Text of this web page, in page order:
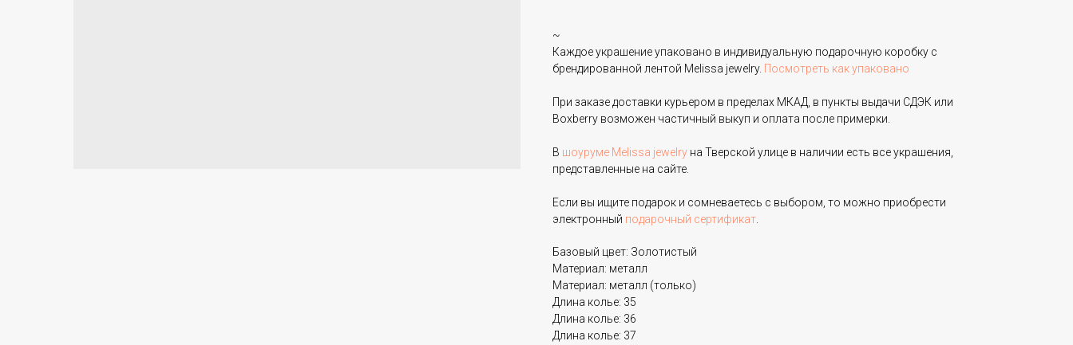
~
Каждое украшение упаковано в индивидуальную подарочную коробку с
брендированной лентой Melissa jewelry. Посмотреть как упаковано
При заказе доставки курьером в пределах МКАД, в пункты выдачи СДЭК или
Boxberry возможен частичный выкуп и оплата после примерки.
В шоуруме Melissa jewelry на Тверской улице в наличии есть все украшения,
представленные на сайте.
Если вы ищите подарок и сомневаетесь с выбором, то можно приобрести
электронный подарочный сертификат.
Базовый цвет: Золотистый
Материал: металл
Материал: металл (только)
Длина колье: 35
Длина колье: 36
Длина колье: 37